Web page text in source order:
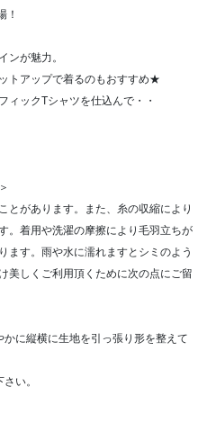
！
ンが魅力。
トアップで着るのもおすすめ★
ィックTシャツを仕込んで・・
とがあります。また、糸の収縮により
。着用や洗濯の摩擦により毛羽立ちが
ます。雨や水に濡れますとシミのよう
美しくご利用頂くために次の点にご留
に縦横に生地を引っ張り形を整えて
い。